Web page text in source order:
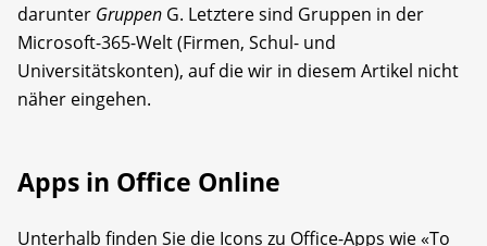
darunter Gruppen G. Letztere sind Gruppen in der
Microsoft-365-Welt (Firmen, Schul- und
Universitätskonten), auf die wir in diesem Artikel nicht
näher eingehen.
Apps in Office Online
Unterhalb finden Sie die Icons zu Office-Apps wie «To